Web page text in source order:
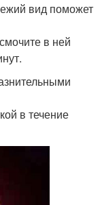
вид поможет
в ней
в течение